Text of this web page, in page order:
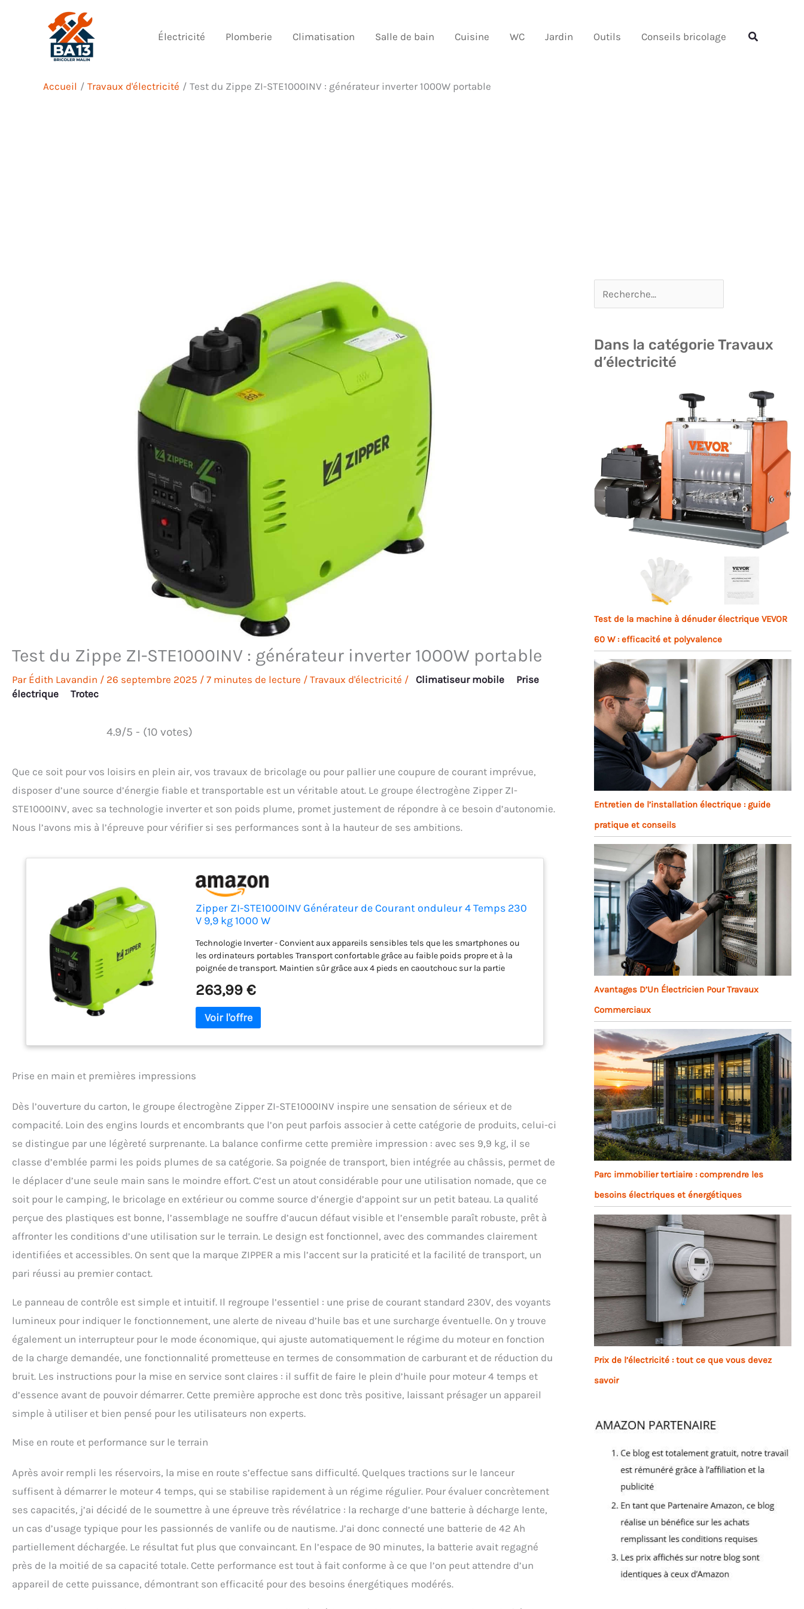
Électricité Plomberie Climatisation Salle de bain Cuisine WC Jardin Outils Conseils bricolage Rechercher
Accueil Travaux d'électricité Test du Zippe ZI-STE1000INV : générateur inverter 1000W portable
Test du Zippe ZI-STE1000INV : générateur inverter 1000W portable
Par Édith Lavandin / 26 septembre 2025 / 7 minutes de lecture / Travaux d'électricité / Climatiseur mobile
Prise
électrique
Trotec
4.9/5 - (10 votes)
Que ce soit pour vos loisirs en plein air, vos travaux de bricolage ou pour pallier une coupure de courant imprévue,
disposer d’une source d’énergie fiable et transportable est un véritable atout. Le groupe électrogène Zipper ZI-
STE1000INV, avec sa technologie inverter et son poids plume, promet justement de répondre à ce besoin d’autonomie.
Nous l’avons mis à l’épreuve pour vérifier si ses performances sont à la hauteur de ses ambitions.
Zipper ZI-STE1000INV Générateur de Courant onduleur 4 Temps 230
V 9,9 kg 1000 W
Technologie Inverter - Convient aux appareils sensibles tels que les smartphones ou
les ordinateurs portables Transport confortable grâce au faible poids propre et à la
poignée de transport. Maintien sûr grâce aux 4 pieds en caoutchouc sur la partie
et puissance nominale continue de 800 W. Volume du réservoir de 1,55 l. Autonomie à
pleine charge : 1,8 h Contenu de la livraison : générateur de courant Zipper ZI-
STE1000INV, volcan d'huile, fiche 230 V, câble adaptateur de sortie continue, clé à
bougie
263,99 €
Prise en main et premières impressions
Dès l’ouverture du carton, le groupe électrogène Zipper ZI-STE1000INV inspire une sensation de sérieux et de
compacité. Loin des engins lourds et encombrants que l’on peut parfois associer à cette catégorie de produits, celui-ci
se distingue par une légèreté surprenante. La balance confirme cette première impression : avec ses 9,9 kg, il se
classe d’emblée parmi les poids plumes de sa catégorie. Sa poignée de transport, bien intégrée au châssis, permet de
le déplacer d’une seule main sans le moindre effort. C’est un atout considérable pour une utilisation nomade, que ce
soit pour le camping, le bricolage en extérieur ou comme source d’énergie d’appoint sur un petit bateau. La qualité
perçue des plastiques est bonne, l’assemblage ne souffre d’aucun défaut visible et l’ensemble paraît robuste, prêt à
affronter les conditions d’une utilisation sur le terrain. Le design est fonctionnel, avec des commandes clairement
identifiées et accessibles. On sent que la marque ZIPPER a mis l’accent sur la praticité et la facilité de transport, un
pari réussi au premier contact.
Le panneau de contrôle est simple et intuitif. Il regroupe l’essentiel : une prise de courant standard 230V, des voyants
lumineux pour indiquer le fonctionnement, une alerte de niveau d’huile bas et une surcharge éventuelle. On y trouve
également un interrupteur pour le mode économique, qui ajuste automatiquement le régime du moteur en fonction
de la charge demandée, une fonctionnalité prometteuse en termes de consommation de carburant et de réduction du
bruit. Les instructions pour la mise en service sont claires : il suffit de faire le plein d’huile pour moteur 4 temps et
d’essence avant de pouvoir démarrer. Cette première approche est donc très positive, laissant présager un appareil
simple à utiliser et bien pensé pour les utilisateurs non experts.
Mise en route et performance sur le terrain
Après avoir rempli les réservoirs, la mise en route s’effectue sans difficulté. Quelques tractions sur le lanceur
suffisent à démarrer le moteur 4 temps, qui se stabilise rapidement à un régime régulier. Pour évaluer concrètement
ses capacités, j’ai décidé de le soumettre à une épreuve très révélatrice : la recharge d’une batterie à décharge lente,
un cas d’usage typique pour les passionnés de vanlife ou de nautisme. J’ai donc connecté une batterie de 42 Ah
partiellement déchargée. Le résultat fut plus que convaincant. En l’espace de 90 minutes, la batterie avait regagné
près de la moitié de sa capacité totale. Cette performance est tout à fait conforme à ce que l’on peut attendre d’un
appareil de cette puissance, démontrant son efficacité pour des besoins énergétiques modérés.
Dans la catégorie Travaux
d’électricité
Test de la machine à dénuder électrique VEVOR
60 W : efficacité et polyvalence
Entretien de l’installation électrique : guide
pratique et conseils
Avantages D’Un Électricien Pour Travaux
Commerciaux
Parc immobilier tertiaire : comprendre les
besoins électriques et énergétiques
Prix de l’électricité : tout ce que vous devez
savoir